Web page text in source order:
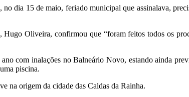
dia 15 de maio, feriado municipal que assinalava,
Oliveira, confirmou que “foram feitos todos os
com inalações no Balneário Novo, estando ainda
piscina.
na origem da cidade das Caldas da Rainha.